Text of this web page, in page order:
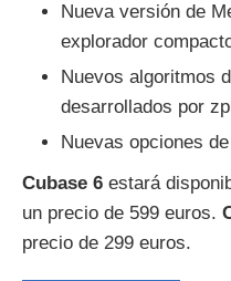
Nueva versión de
explorador
Nuevos algoritmos
desarrollados por
Nuevas opciones
Cubase 6 estará
un precio de 599 euros.
precio de 299 euros.